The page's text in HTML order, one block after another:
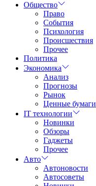
Общество
Право
События
Психология
Происшествия
Прочее
Политика
Экономика
Анализ
Прогнозы
Рынок
Ценные бумаги
IT технологии
Новинки
Обзоры
Гаджеты
Прочее
Авто
Автоновости
Автосоветы